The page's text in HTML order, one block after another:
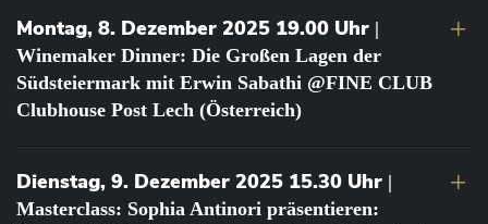
Montag, 8. Dezember 2025 19.00 Uhr |
Winemaker Dinner: Die Großen Lagen der
Südsteiermark mit Erwin Sabathi @FINE CLUB
Clubhouse Post Lech (Österreich)
Dienstag, 9. Dezember 2025 15.30 Uhr |
Masterclass: Sophia Antinori präsentieren: